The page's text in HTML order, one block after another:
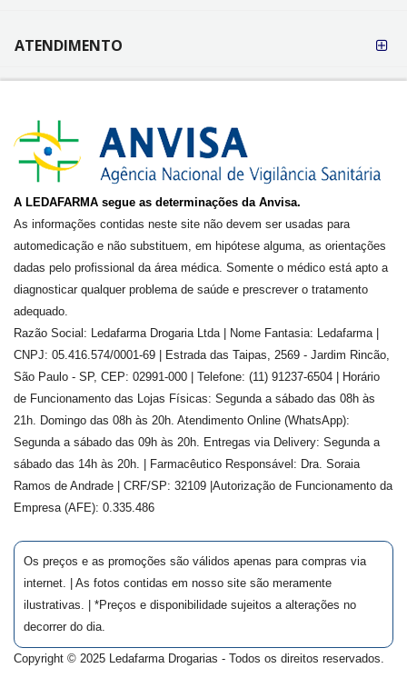
ATENDIMENTO
A LEDAFARMA segue as determinações da Anvisa.
As informações contidas neste site não devem ser usadas para
automedicação e não substituem, em hipótese alguma, as orientações
dadas pelo profissional da área médica. Somente o médico está apto a
diagnosticar qualquer problema de saúde e prescrever o tratamento
adequado.
Razão Social: Ledafarma Drogaria Ltda | Nome Fantasia: Ledafarma |
CNPJ: 05.416.574/0001-69 | Estrada das Taipas, 2569 - Jardim Rincão,
São Paulo - SP, CEP: 02991-000 | Telefone: (11) 91237-6504 | Horário
de Funcionamento das Lojas Físicas: Segunda a sábado das 08h às
21h. Domingo das 08h às 20h. Atendimento Online (WhatsApp):
Segunda a sábado das 09h às 20h. Entregas via Delivery: Segunda a
sábado das 14h às 20h. | Farmacêutico Responsável: Dra. Soraia
Ramos de Andrade
| CRF/SP: 32109 |Autorização de Funcionamento da
Empresa (AFE): 0.335.486
Os preços e as promoções são válidos apenas para compras via
internet. | As fotos contidas em nosso site são meramente
ilustrativas. | *Preços e disponibilidade sujeitos a alterações no
decorrer do dia.
Copyright © 2025 Ledafarma Drogarias - Todos os direitos reservados.